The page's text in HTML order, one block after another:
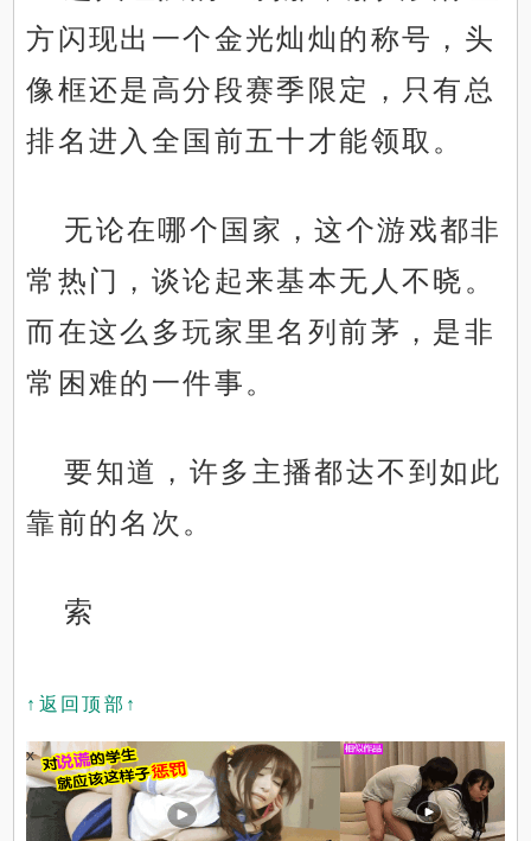
方闪现出一个金光灿灿的称号，头
像框还是高分段赛季限定，只有总
排名进入全国前五十才能领取。
无论在哪个国家，这个游戏都非
常热门，谈论起来基本无人不晓。
而在这么多玩家里名列前茅，是非
常困难的一件事。
要知道，许多主播都达不到如此
靠前的名次。
索
↑返回顶部↑
x